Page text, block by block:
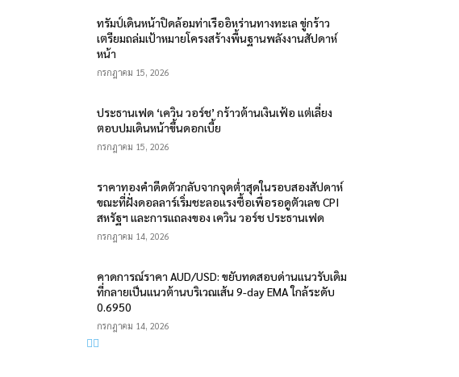
ทรัมป์เดินหน้าปิดล้อมท่าเรืออิหร่านทางทะเล ขู่กร้าว
เตรียมถล่มเป้าหมายโครงสร้างพื้นฐานพลังงานสัปดาห์
หน้า
กรกฎาคม 15, 2026
ประธานเฟด ‘เควิน วอร์ช’ กร้าวต้านเงินเฟ้อ แต่เลี่ยง
ตอบปมเดินหน้าขึ้นดอกเบี้ย
กรกฎาคม 15, 2026
ราคาทองคำดีดตัวกลับจากจุดต่ำสุดในรอบสองสัปดาห์
ขณะที่ฝั่งดอลลาร์เริ่มชะลอแรงซื้อเพื่อรอดูตัวเลข CPI
สหรัฐฯ และการแถลงของ เควิน วอร์ช ประธานเฟด
กรกฎาคม 14, 2026
คาดการณ์ราคา AUD/USD: ขยับทดสอบด่านแนวรับเดิม
ที่กลายเป็นแนวต้านบริเวณเส้น 9-day EMA ใกล้ระดับ
0.6950
กรกฎาคม 14, 2026